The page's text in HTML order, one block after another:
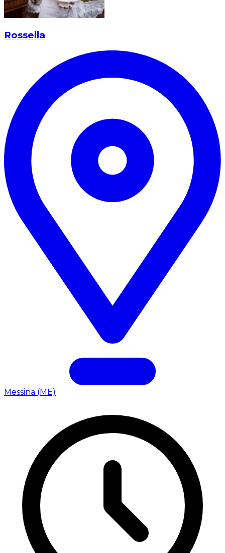
Rossella
Messina (ME)